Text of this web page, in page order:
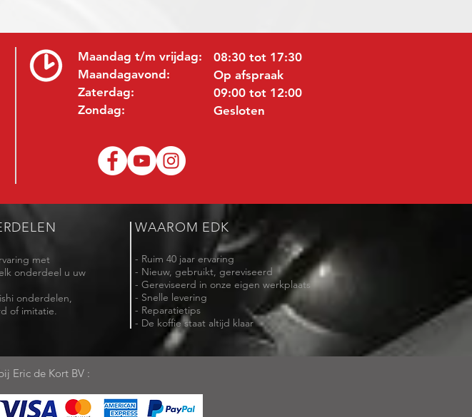
Maandag t/m vrijdag:
Maandagavond:
Zaterdag:
Zondag:
08:30 tot 17:30
Op afspraak
09:00 tot 12:00
Gesloten
met
onderdeel u uw
onderdelen,
of imitatie.
WAAROM EDK
- Ruim 40 jaar ervaring
- Nieuw, gebruikt, gereviseerd
- Gereviseerd in onze eigen werkplaats
- Snelle levering
- Reparatietips
- De koffie staat altijd klaar
Eric de Kort BV :